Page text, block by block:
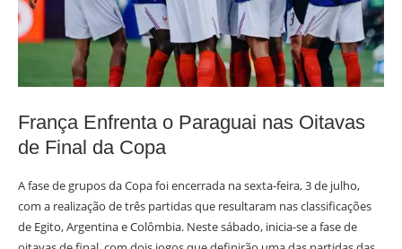
França Enfrenta o Paraguai nas Oitavas
de Final da Copa
A fase de grupos da Copa foi encerrada na sexta-feira, 3 de julho,
com a realização de três partidas que resultaram nas classificações
de Egito, Argentina e Colômbia. Neste sábado, inicia-se a fase de